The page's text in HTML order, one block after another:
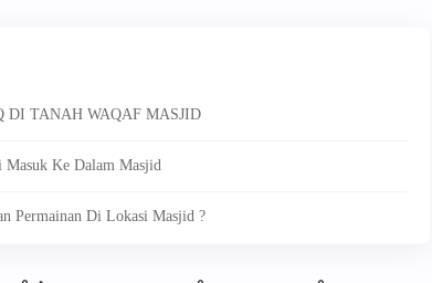
DI TANAH WAQAF MASJID
Masuk Ke Dalam Masjid
Permainan Di Lokasi Masjid ?